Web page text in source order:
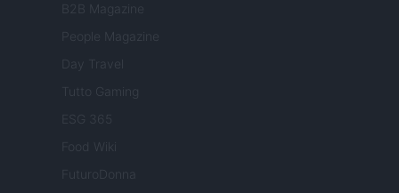
B2B Magazine
People Magazine
Day Travel
Tutto Gaming
ESG 365
Food Wiki
FuturoDonna